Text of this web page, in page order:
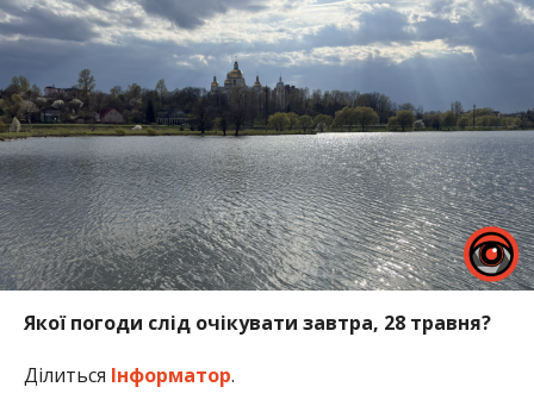
Якої погоди слід очікувати завтра, 28 травня?
Ділиться Інформатор.